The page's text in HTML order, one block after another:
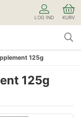
LOG IND KURV
125g
125g